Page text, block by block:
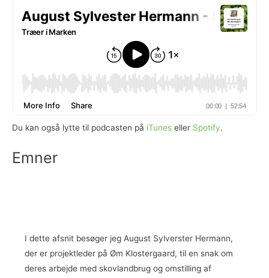
Du kan også lytte til podcasten på iTunes eller Spotify.
Emner
I dette afsnit besøger jeg August Sylverster Hermann,
der er projektleder på Øm Klostergaard, til en snak om
deres arbejde med skovlandbrug og omstilling af